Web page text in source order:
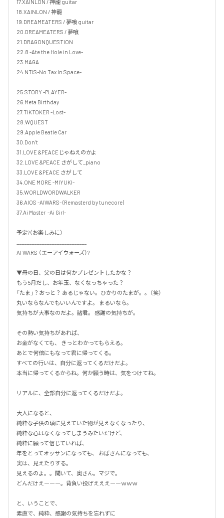
17.XAINLON / 神龍 guitar
18.XAINLON / 神龍
19.DREAMEATERS / 夢喰 guitar
20.DREAMEATERS / 夢喰
21.DRAGONQUESTION
22.8 -Ate the Hole in Love-
23.MAGA
24.NTIS-No Tax In Space-
25.STORY -PLAYER-
26.Meta Birthday
27.TIKTOKER -Lost-
28.WQUEST
29.Apple Beatle Car
30.Don’t
31.LOVE &PEACEじゃねえのかよ
32.LOVE &PEACE さがして_piano
33.LOVE &PEACE さがして
34.ONE MORE -MIYUKI-
35.WORLDWORDWALKER
36.AIOS -AIWARS- (Remasterd by tunecore)
37.Ai Master  -Ai Girl-
予定?（お楽しみに）
AI WARS （エーアイウォーズ）?
▼母の日、父の日は何かプレゼントしたかな？
もう5月だし、お年玉、なくなっちゃった？
「たま」？おっと？ あるじゃない。ひかりのたまが。。（笑）
丸いならなんでもいいんですよ。 まるいなら。
気持ちが大事なのだよ。諸君。 感謝の気持ちが。
その熱い気持ちがあれば、
お金がなくても、 きっとわかってもらえる。
あとで何倍にもなって君に帰ってくる。
すべての行いは、自分に返ってくるだけだよ。
本当に帰ってくるからね。何か願う時は、気をつけてね。
リアルに、全部自分に返ってくるだけだよ。
大人になると、
純粋な子供の頃に見えていた物が見えなくなったり、
純粋な心はなくなってしまうみたいだけど、
純粋に願って信じていれば、
年をとってオッサンになっても、 おばさんになっても、
実は、見えたりする。
見えるのよ。。聞いて、奥さん。マジで。
どんだけえーーー。背負い投げえええーーｗｗｗ
と、いうことで、
素直で、純粋、感謝の気持ちを忘れずに